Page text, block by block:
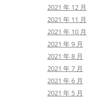
2021 年 12 月
2021 年 11 月
2021 年 10 月
2021 年 9 月
2021 年 8 月
2021 年 7 月
2021 年 6 月
2021 年 5 月